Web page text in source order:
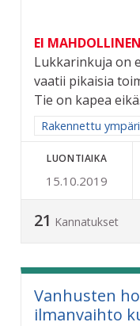
EI MAHDOLLINEN
Lukkarinkuja on
vaatii pikaisia
Tie on kapea
Rajaa tulokset
Rakennettu
LUONTIAIKA
15.10.2019
21 Kannatukset
Vanhusten
ilmanvaihto